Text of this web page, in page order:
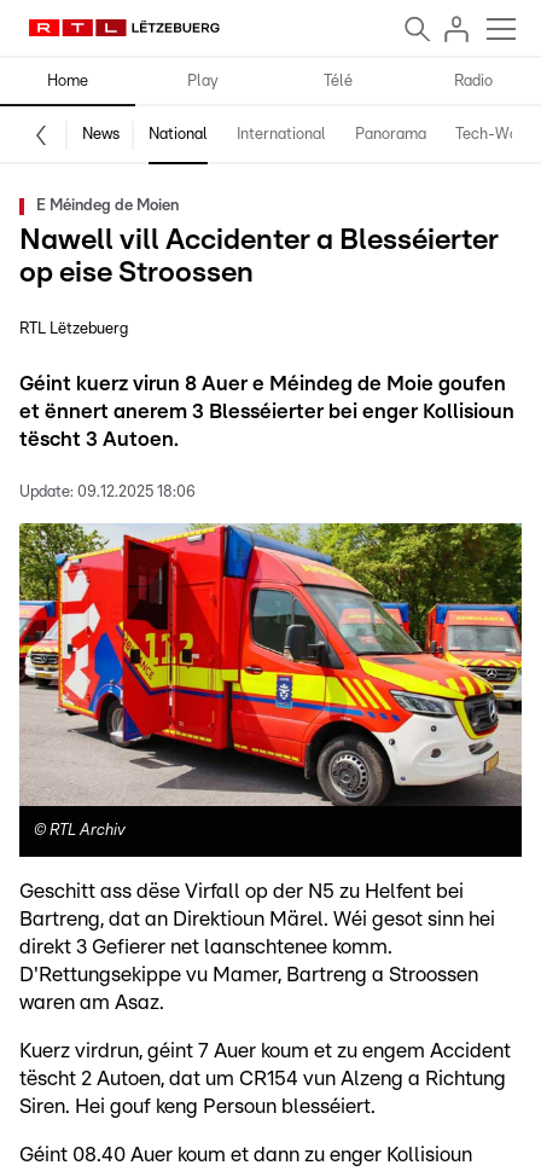
Home Play Télé Radio
News National International Panorama Tech-World
E Méindeg de Moien
Nawell vill Accidenter a Blesséierter
op eise Stroossen
RTL Lëtzebuerg
Géint kuerz virun 8 Auer e Méindeg de Moie goufen
et ënnert anerem 3 Blesséierter bei enger Kollisioun
tëscht 3 Autoen.
Update: 09.12.2025 18:06
© RTL Archiv
Geschitt ass dëse Virfall op der N5 zu Helfent bei
Bartreng, dat an Direktioun Märel. Wéi gesot sinn hei
direkt 3 Gefierer net laanschtenee komm.
D'Rettungsekippe vu Mamer, Bartreng a Stroossen
waren am Asaz.
Kuerz virdrun, géint 7 Auer koum et zu engem Accident
tëscht 2 Autoen, dat um CR154 vun Alzeng a Richtung
Siren. Hei gouf keng Persoun blesséiert.
Géint 08.40 Auer koum et dann zu enger Kollisioun